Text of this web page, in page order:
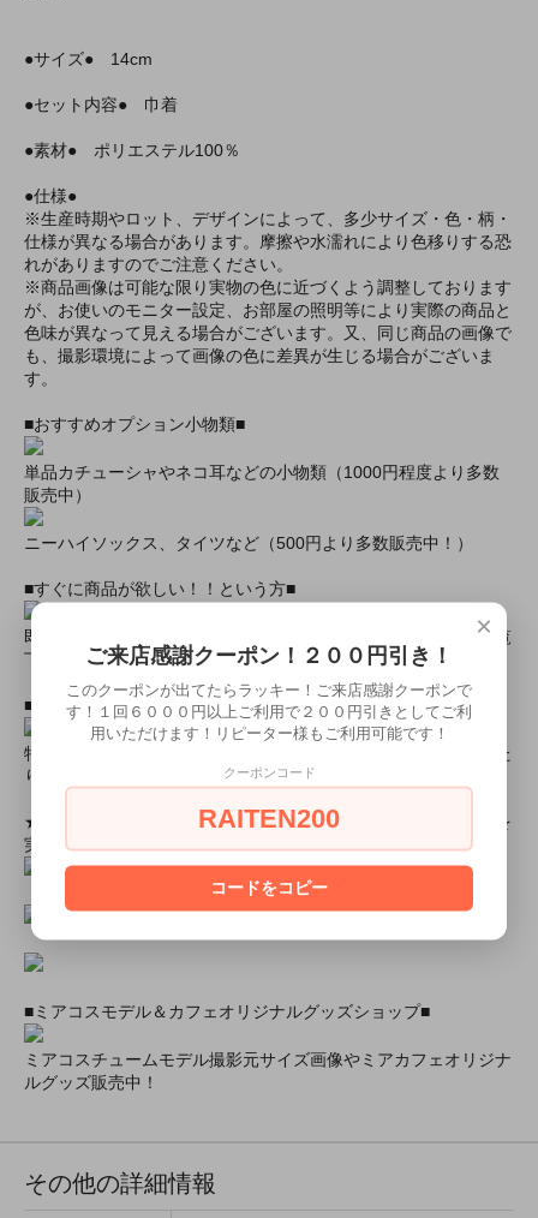
●サイズ● 14cm
●セット内容● 巾着
●素材● ポリエステル100％
●仕様●
※生産時期やロット、デザインによって、多少サイズ・色・柄・
仕様が異なる場合があります。摩擦や水濡れにより色移りする恐
れがありますのでご注意ください。
※商品画像は可能な限り実物の色に近づくよう調整しております
が、お使いのモニター設定、お部屋の照明等により実際の商品と
色味が異なって見える場合がございます。又、同じ商品の画像で
も、撮影環境によって画像の色に差異が生じる場合がございま
す。
■おすすめオプション小物類■
単品カチューシャやネコ耳などの小物類（1000円程度より多数
販売中）
ニーハイソックス、タイツなど（500円より多数販売中！）
■すぐに商品が欲しい！！という方■
即日配達商品一覧がございますので、よろしければそちらをご覧
下さいませ。
■とにかく安くて高品質な商品が欲しい！という方■
特別割引商品を掲載しています！最大８０％引きの商品もあった
りします！
★ミアカフェ・ミアリラではミアコス衣装を着用したイベントを
実施中★
■ミアコスモデル＆カフェオリジナルグッズショップ■
ミアコスチュームモデル撮影元サイズ画像やミアカフェオリジナ
ルグッズ販売中！
その他の詳細情報
×
ご来店感謝クーポン！２００円引き！
このクーポンが出てたらラッキー！ご来店感謝クーポンで
す！１回６０００円以上ご利用で２００円引きとしてご利
用いただけます！リピーター様もご利用可能です！
クーポンコード
RAITEN200
コードをコピー